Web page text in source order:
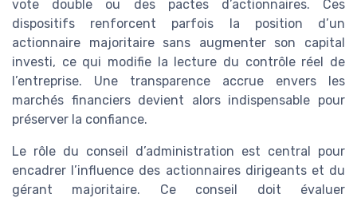
vote double ou des pactes d’actionnaires. Ces
dispositifs renforcent parfois la position d’un
actionnaire majoritaire sans augmenter son capital
investi, ce qui modifie la lecture du contrôle réel de
l’entreprise. Une transparence accrue envers les
marchés financiers devient alors indispensable pour
préserver la confiance.
Le rôle du conseil d’administration est central pour
encadrer l’influence des actionnaires dirigeants et du
gérant majoritaire. Ce conseil doit évaluer